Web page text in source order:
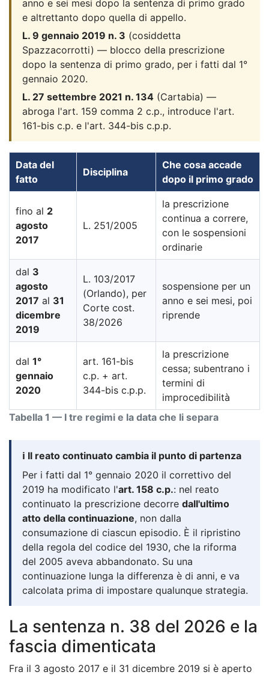
anno e sei mesi dopo la sentenza di primo grado
e altrettanto dopo quella di appello.
L. 9 gennaio 2019 n. 3 (cosiddetta
Spazzacorrotti) — blocco della prescrizione
dopo la sentenza di primo grado, per i fatti dal 1°
gennaio 2020.
L. 27 settembre 2021 n. 134 (Cartabia) —
abroga l'art. 159 comma 2 c.p., introduce l'art.
161-bis c.p. e l'art. 344-bis c.p.p.
Tabella 1 — I tre regimi e la data che li separa
Data del
fatto
Disciplina
Che cosa accade
dopo il primo grado
fino al 2
agosto
2017
L. 251/2005
la prescrizione
continua a correre,
con le sospensioni
ordinarie
dal 3
agosto
2017 al 31
dicembre
2019
L. 103/2017
(Orlando), per
Corte cost.
38/2026
sospensione per un
anno e sei mesi, poi
riprende
dal 1°
gennaio
2020
art. 161-bis
c.p. + art.
344-bis c.p.p.
la prescrizione
cessa; subentrano i
termini di
improcedibilità
ℹ️ Il reato continuato cambia il punto di partenza
Per i fatti dal 1° gennaio 2020 il correttivo del
2019 ha modificato l'art. 158 c.p.: nel reato
continuato la prescrizione decorre dall'ultimo
atto della continuazione, non dalla
consumazione di ciascun episodio. È il ripristino
della regola del codice del 1930, che la riforma
del 2005 aveva abbandonato. Su una
continuazione lunga la differenza è di anni, e va
calcolata prima di impostare qualunque strategia.
La sentenza n. 38 del 2026 e la
fascia dimenticata
Fra il 3 agosto 2017 e il 31 dicembre 2019 si è aperto